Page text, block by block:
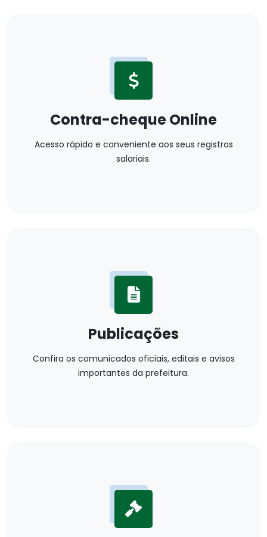
Contra-cheque Online
Acesso rápido e conveniente aos seus registros
salariais.
Publicações
Confira os comunicados oficiais, editais e avisos
importantes da prefeitura.